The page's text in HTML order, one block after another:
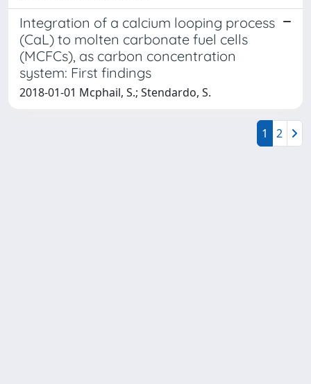
Integration of a calcium looping process
(CaL) to molten carbonate fuel cells
(MCFCs), as carbon concentration
system: First findings
2018-01-01 Mcphail, S.; Stendardo, S.
1 2